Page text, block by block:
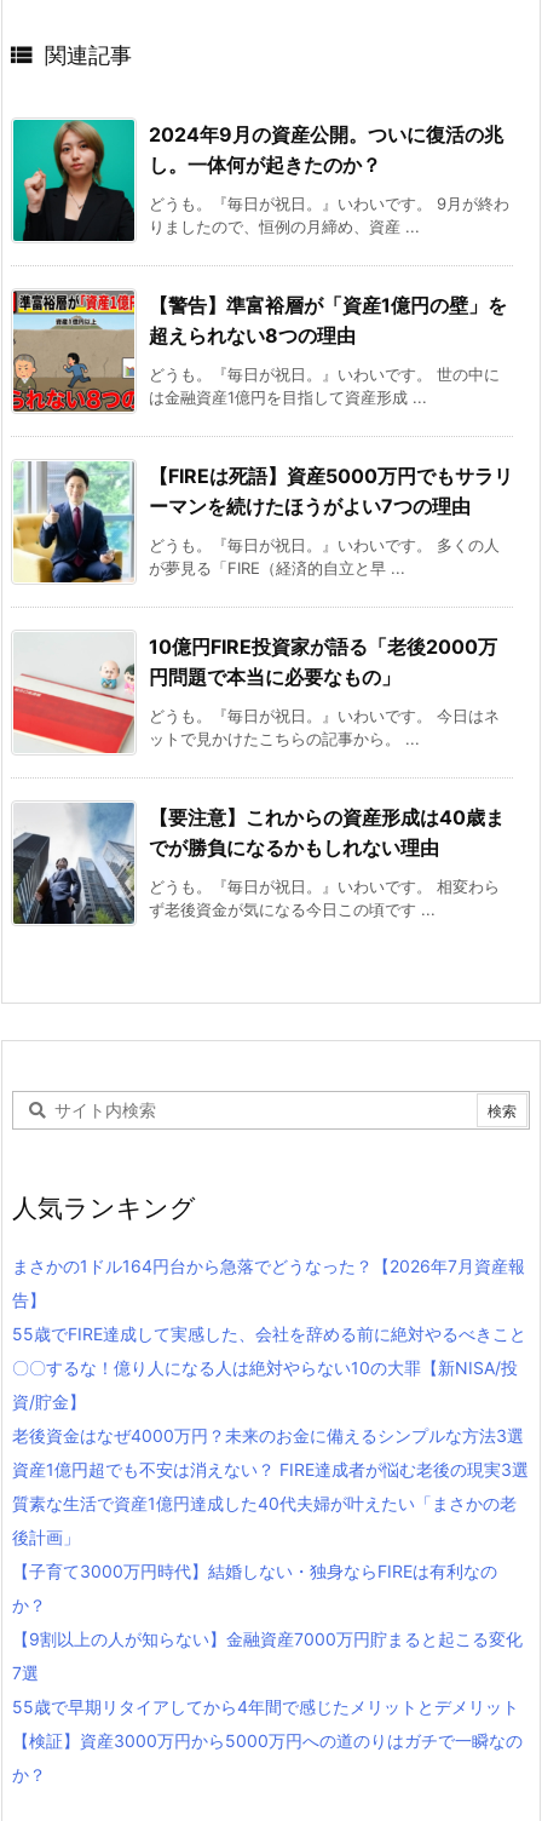
 関連記事
2024年9月の資産公開。ついに復活の兆
し。一体何が起きたのか？
どうも。『毎日が祝日。』いわいです。 9月が終わ
りましたので、恒例の月締め、資産 ...
【警告】準富裕層が「資産1億円の壁」を
超えられない8つの理由
どうも。『毎日が祝日。』いわいです。 世の中に
は金融資産1億円を目指して資産形成 ...
【FIREは死語】資産5000万円でもサラリ
ーマンを続けたほうがよい7つの理由
どうも。『毎日が祝日。』いわいです。 多くの人
が夢見る「FIRE（経済的自立と早 ...
10億円FIRE投資家が語る「老後2000万
円問題で本当に必要なもの」
どうも。『毎日が祝日。』いわいです。 今日はネ
ットで見かけたこちらの記事から。 ...
【要注意】これからの資産形成は40歳ま
でが勝負になるかもしれない理由
どうも。『毎日が祝日。』いわいです。 相変わら
ず老後資金が気になる今日この頃です ...
人気ランキング
まさかの1ドル164円台から急落でどうなった？【2026年7月資産報
告】
55歳でFIRE達成して実感した、会社を辞める前に絶対やるべきこと
〇〇するな！億り人になる人は絶対やらない10の大罪【新NISA/投
資/貯金】
老後資金はなぜ4000万円？未来のお金に備えるシンプルな方法3選
資産1億円超でも不安は消えない？ FIRE達成者が悩む老後の現実3選
質素な生活で資産1億円達成した40代夫婦が叶えたい「まさかの老
後計画」
【子育て3000万円時代】結婚しない・独身ならFIREは有利なの
か？
【9割以上の人が知らない】金融資産7000万円貯まると起こる変化
7選
55歳で早期リタイアしてから4年間で感じたメリットとデメリット
【検証】資産3000万円から5000万円への道のりはガチで一瞬なの
か？